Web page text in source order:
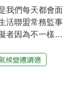
我們每天都會面
活聯盟常務監事
者因為不一樣的
身心障礙者自立
當氣候變遷走
候變遷調適